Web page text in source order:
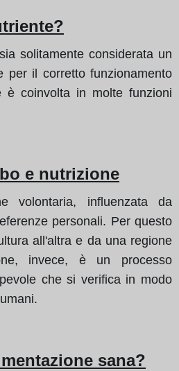
solitamente considerata un
per il corretto funzionamento
è coinvolta in molte funzioni
e nutrizione
volontaria, influenzata da
personali. Per questo
all'altra e da una regione
invece, è un processo
che si verifica in modo
sana?